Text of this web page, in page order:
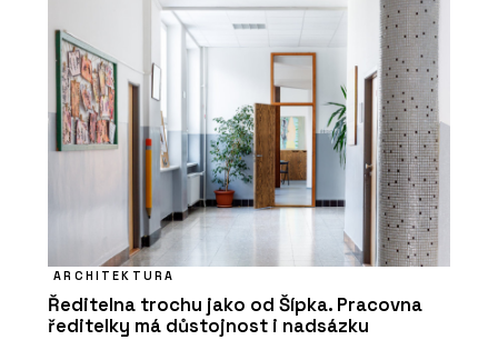
ARCHITEKTURA
Ředitelna trochu jako od Šípka. Pracovna
ředitelky má důstojnost i nadsázku